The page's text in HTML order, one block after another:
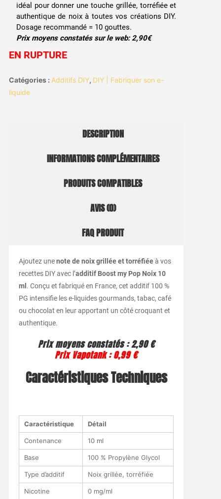
idéal pour donner une touche grillée, torréfiée et
authentique de noix à toutes vos créations DIY.
Dosage recommandé = 10 gouttes.
Prix moyens constatés sur le web: 2,90€
EN RUPTURE
Catégories : Additifs DIY, DIY | Fabriquer son e-
liquide
DESCRIPTION
INFORMATIONS COMPLÉMENTAIRES
PRODUITS COMPATIBLES
AVIS (0)
FAQ PRODUIT
Ajoutez unenote de noix grillée et torréfiéeà vos
recettes DIY avec l’additif Boost my Pop Noix 10
ml . Conçu et fabriqué en France, cet additif 100 %
PG intensifie les e-liquides gourmands, tabac, café
ou chocolat en leur apportant un côté croquant et
authentique.
Prix moyens constatés : 2,90 €
Prix Vapotank : 0,99 €
Caractéristiques Techniques
Caractéristique Détail
Contenance 10 ml
Base 100 % Propylène Glycol
Type d’additif Noix grillée, torréfiée
Nicotine 0 mg/ml